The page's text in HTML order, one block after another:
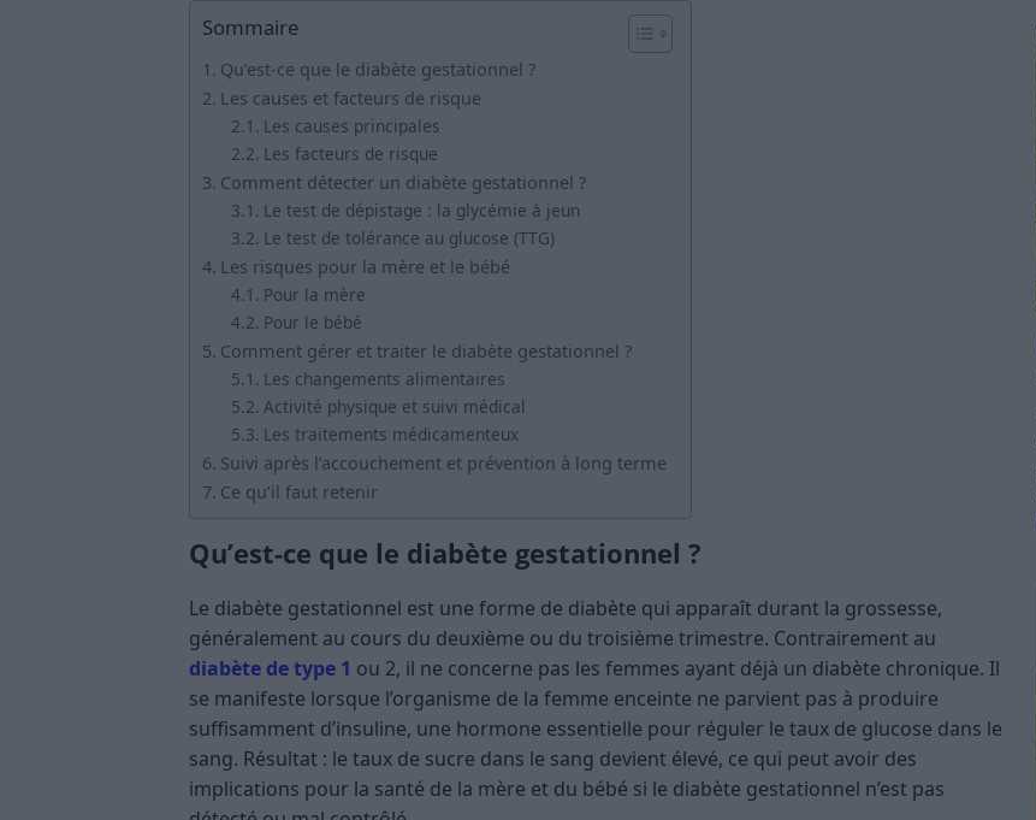
Sommaire
Qu’est-ce que le diabète gestationnel ?
Les causes et facteurs de risque
Les causes principales
Les facteurs de risque
Comment détecter un diabète gestationnel ?
Le test de dépistage : la glycémie à jeun
Le test de tolérance au glucose (TTG)
Les risques pour la mère et le bébé
Pour la mère
Pour le bébé
Comment gérer et traiter le diabète gestationnel ?
Les changements alimentaires
Activité physique et suivi médical
Les traitements médicamenteux
Suivi après l’accouchement et prévention à long terme
Ce qu’il faut retenir
Qu’est-ce que le diabète gestationnel ?
Le diabète gestationnel est une forme de diabète qui apparaît durant la grossesse,
généralement au cours du deuxième ou du troisième trimestre. Contrairement au
diabète de type 1 ou 2, il ne concerne pas les femmes ayant déjà un diabète chronique. Il
se manifeste lorsque l’organisme de la femme enceinte ne parvient pas à produire
suffisamment d’insuline, une hormone essentielle pour réguler le taux de glucose dans le
sang. Résultat : le taux de sucre dans le sang devient élevé, ce qui peut avoir des
implications pour la santé de la mère et du bébé si le diabète gestationnel n’est pas